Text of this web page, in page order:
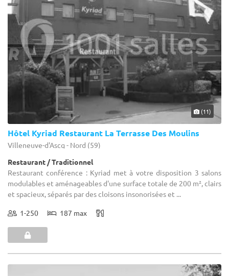
(11)
Hôtel Kyriad Restaurant La Terrasse Des Moulins
Villeneuve-d'Ascq - Nord (59)
Restaurant / Traditionnel
Restaurant conférence : Kyriad met à votre disposition 3 salons
modulables et aménageables d'une surface totale de 200 m², clairs
et spacieux, séparés par des cloisons insonorisées et ...
1-250 187 max